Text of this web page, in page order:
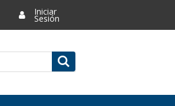
Iniciar
Sesión